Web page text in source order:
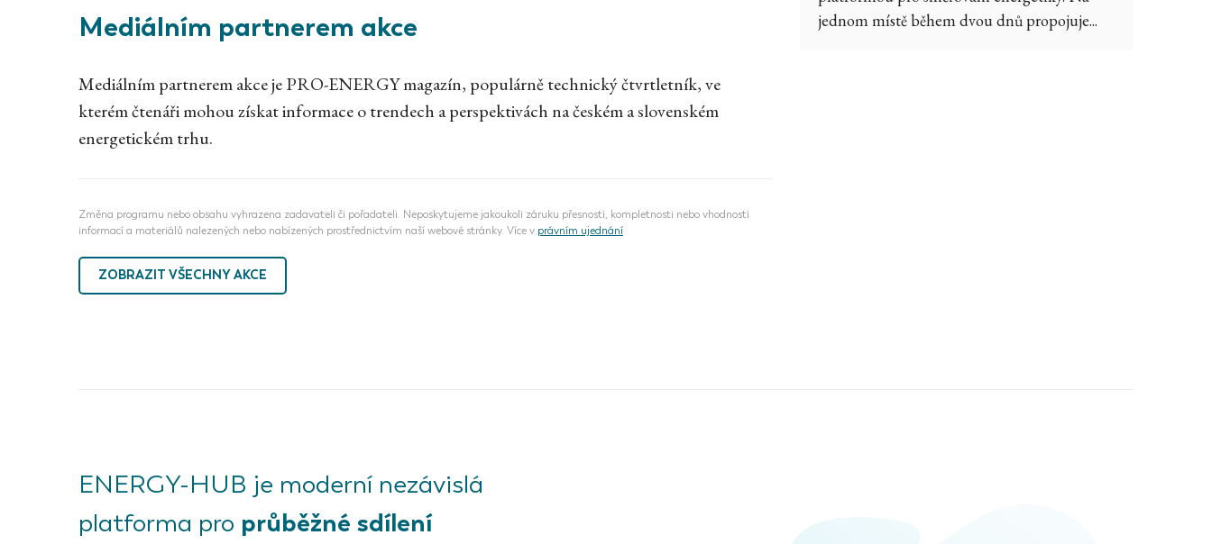
Mediálním partnerem akce
Mediálním partnerem akce je PRO-ENERGY magazín, populárně technický čtvrtletník, ve
kterém čtenáři mohou získat informace o trendech a perspektivách na českém a slovenském
energetickém trhu.
Změna programu nebo obsahu vyhrazena zadavateli či pořadateli. Neposkytujeme jakoukoli záruku přesnosti, kompletnosti nebo vhodnosti
informací a materiálů nalezených nebo nabízených prostřednictvím naší webové stránky. Více v právním ujednání
ZOBRAZIT VŠECHNY AKCE
jednom místě během dvou dnů propojuje...
ENERGY-HUB je moderní nezávislá
platforma pro průběžné sdílení